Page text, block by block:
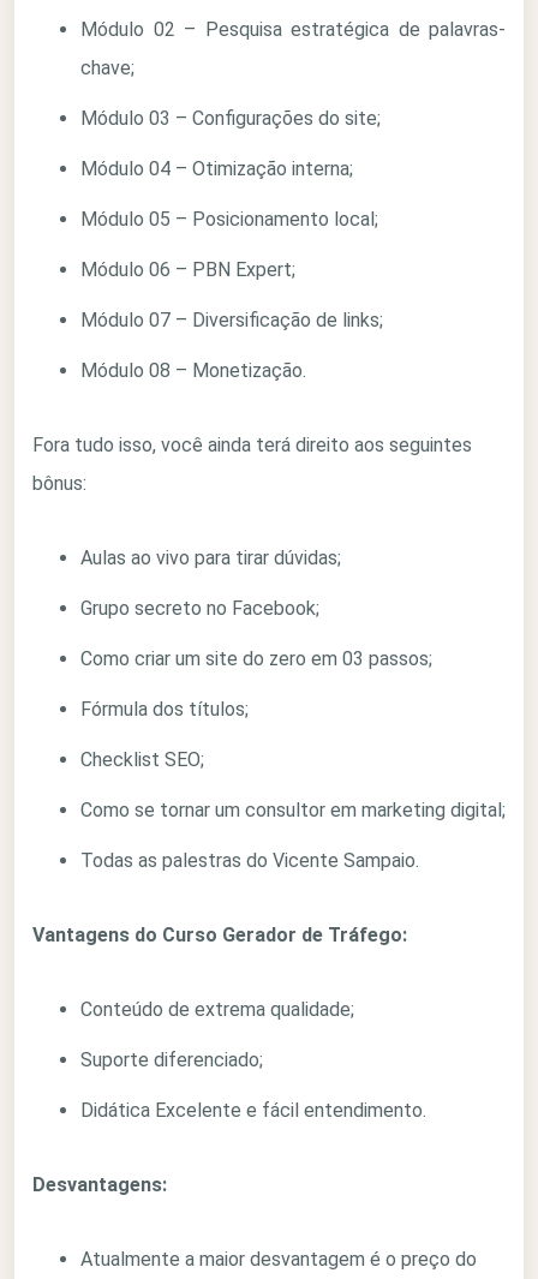
Módulo 02 – Pesquisa estratégica de palavras-
chave;
Módulo 03 – Configurações do site;
Módulo 04 – Otimização interna;
Módulo 05 – Posicionamento local;
Módulo 06 – PBN Expert;
Módulo 07 – Diversificação de links;
Módulo 08 – Monetização.
Fora tudo isso, você ainda terá direito aos seguintes
bônus:
Aulas ao vivo para tirar dúvidas;
Grupo secreto no Facebook;
Como criar um site do zero em 03 passos;
Fórmula dos títulos;
Checklist SEO;
Como se tornar um consultor em marketing digital;
Todas as palestras do Vicente Sampaio.
Vantagens do Curso Gerador de Tráfego:
Conteúdo de extrema qualidade;
Suporte diferenciado;
Didática Excelente e fácil entendimento.
Desvantagens:
Atualmente a maior desvantagem é o preço do